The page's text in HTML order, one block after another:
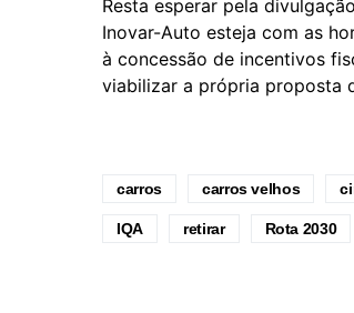
Resta esperar pela
Inovar-Auto esteja com as
à concessão de incentivos
viabilizar a própria proposta
carros carros velhos
IQA retirar Rota 2030